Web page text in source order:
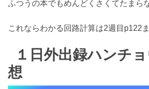
ふつうの本でもめんどくさくてたまら
これならわかる回路計算は2週目p122
１日外出録ハンチ
想